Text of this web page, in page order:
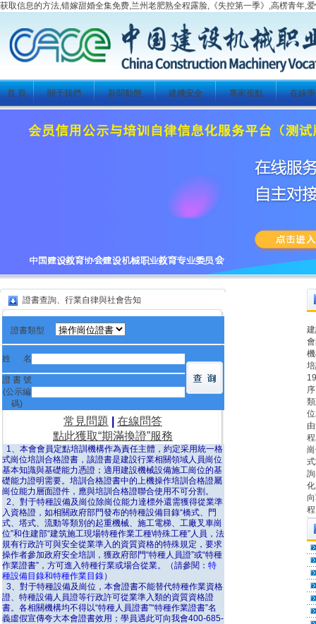
获取信息的方法,错嫁甜婚全集免费,兰州老肥熟全程露脸,《失控第一季》,高楞青年,
首 頁 關于我們 新聞動態 建機安全 專家視點 在線
證書查詢、行業自律與社會告知
證書類型
姓 名
證 書 號
(公示編
碼)
常見問題
在線問答
點此獲取“期滿換證”服務
1、本會會員定點培訓機構作為責任主體，約定采用統一格
式崗位培訓合格證書，該證書是建設行業相關領域人員崗位
基本知識與基礎能力憑證；適用建設機械設備施工崗位的基
礎能力證明需要。培訓合格證書中的上機操作培訓合格證屬
崗位能力層面證件，應與培訓合格證聯合使用不可分割。
2、對于特種設備及崗位除崗位能力達標外還需獲得從業準
入資格證，如相關政府部門發布的特種設備目錄“橋式、門
式、塔式、流動等類別的起重機械、施工電梯、工廠叉車崗
位”和住建部“建筑施工現場特種作業工種\特殊工種”人員，法
規有行政許可與安全從業準入的資質資格的特殊規定，要求
操作者參加政府安全培訓，獲政府部門“特種人員證”或“特種
作業證書”，方可進入特種行業或場合從業。（請參閱： 特
種設備目錄和特種作業目錄）
3、對于特種設備及崗位，本會證書不能替代特種作業資格
證、特種設備人員證等行政許可從業準入類的資質資格證
書。各相關機構均不得以“特種人員證書”“特種作業證書”名
義虛假宣傳夸大本會證書效用；學員遇此可向我會400-685-
化